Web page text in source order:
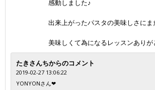
感動しました♪
出来上がったパスタの美味しさにま
美味しくて為になるレッスンありが
たきさんちからのコメント
2019-02-27 13:06:22
YONYONさん❤